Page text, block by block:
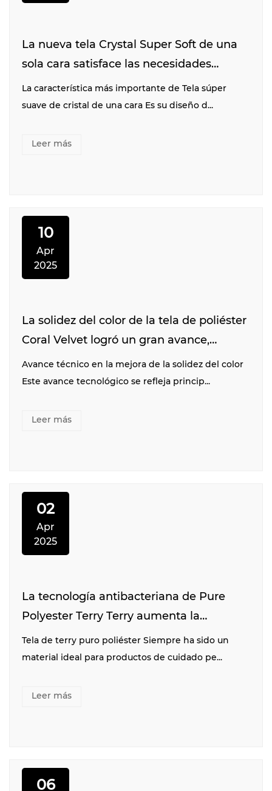
La nueva tela Crystal Super Soft de una
sola cara satisface las necesidades
prácticas de múltiples escenarios
La característica más importante de Tela súper
suave de cristal de una cara Es su diseño d...
Leer más
10
Apr
2025
La solidez del color de la tela de poliéster
Coral Velvet logró un gran avance,
promoviendo la mejora de la calidad de
la industria
Avance técnico en la mejora de la solidez del color
Este avance tecnológico se refleja princip...
Leer más
02
Apr
2025
La tecnología antibacteriana de Pure
Polyester Terry Terry aumenta la
demanda del mercado de productos de
cuidado personal
Tela de terry puro poliéster Siempre ha sido un
material ideal para productos de cuidado pe...
Leer más
06